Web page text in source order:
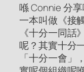
喺 Connie 分
一本叫做《接
《十分一同話
呢？其實十分
「十分一會」